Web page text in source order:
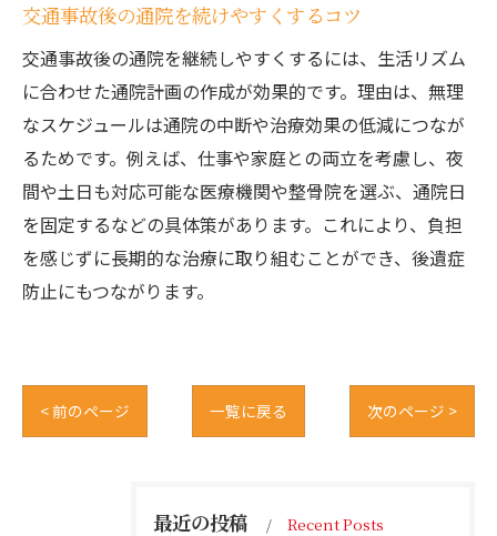
交通事故後の通院を続けやすくするコツ
交通事故後の通院を継続しやすくするには、生活リズム
に合わせた通院計画の作成が効果的です。理由は、無理
なスケジュールは通院の中断や治療効果の低減につなが
るためです。例えば、仕事や家庭との両立を考慮し、夜
間や土日も対応可能な医療機関や整骨院を選ぶ、通院日
を固定するなどの具体策があります。これにより、負担
を感じずに長期的な治療に取り組むことができ、後遺症
防止にもつながります。
< 前のページ 一覧に戻る 次のページ >
最近の投稿 Recent Posts